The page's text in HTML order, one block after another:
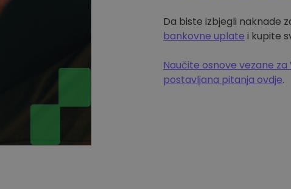
Da biste izbjegli naknade
bankovne uplate i kupite
Naučite osnove vezane
postavljana pitanja ovdje.